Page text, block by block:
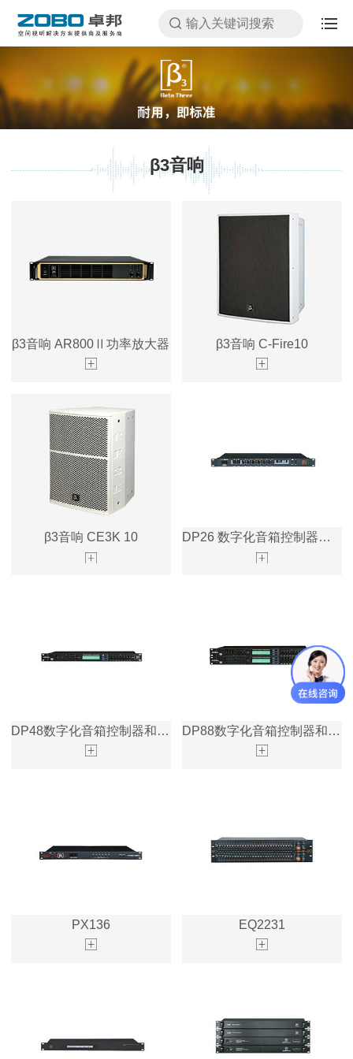
β3音响
β3音响 AR800Ⅱ功率放大器 β3音响 C-Fire10
β3音响 CE3K 10 DP26 数字化音箱控制器和音频处理器
DP48数字化音箱控制器和音频处理器 DP88数字化音箱控制器和音频处理器
PX136 EQ2231